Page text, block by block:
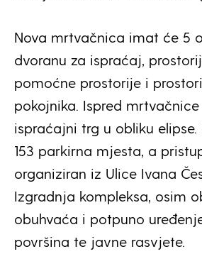
Nova mrtvačnica imat će 5
dvoranu za ispraćaj,
pomoćne prostorije i
pokojnika. Ispred
ispraćajni trg u obliku elipse.
153 parkirna mjesta, a
organiziran iz Ulice Ivana
Izgradnja kompleksa, osim
obuhvaća i potpuno
površina te javne rasvjete.